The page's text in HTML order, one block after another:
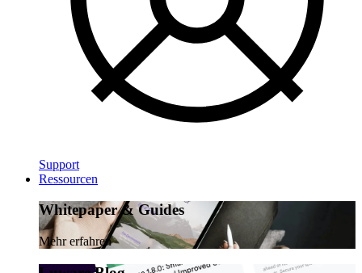
Support
Ressourcen
Whitepaper & Guides
Mehr erfahren